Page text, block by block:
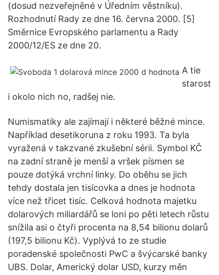
(dosud nezveřejněné v Úředním věstníku).
Rozhodnutí Rady ze dne 16. června 2000. [5]
Směrnice Evropského parlamentu a Rady
2000/12/ES ze dne 20.
A tie
starost
i okolo nich no, radšej nie.
Numismatiky ale zajímají i některé běžné mince.
Například desetikoruna z roku 1993. Ta byla
vyražená v takzvané zkušební sérii. Symbol KČ
na zadní straně je menší a vršek písmen se
pouze dotýká vrchní linky. Do oběhu se jich
tehdy dostala jen tisícovka a dnes je hodnota
více než třicet tisíc. Celková hodnota majetku
dolarových miliardářů se loni po pěti letech růstu
snížila asi o čtyři procenta na 8,54 bilionu dolarů
(197,5 bilionu Kč). Vyplývá to ze studie
poradenské společnosti PwC a švýcarské banky
UBS. Dolar, Americký dolar USD, kurzy měn